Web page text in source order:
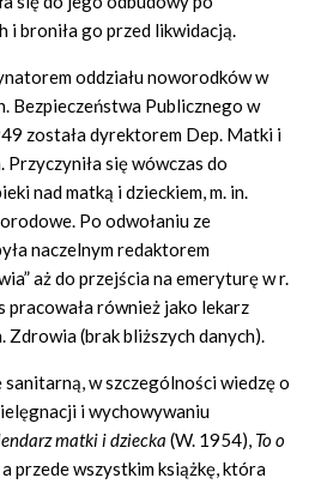
i broniła go przed likwidacją.
oddziału noworodków w
Bezpieczeństwa Publicznego w
została dyrektorem Dep. Matki i
się wówczas do
nad matką i dzieckiem, m. in.
Po odwołaniu ze
naczelnym redaktorem
aż do przejścia na emeryturę w r.
pracowała również jako lekarz
Zdrowia (brak bliższych danych).
w szczególności wiedzę o
i wychowywaniu
matki i dziecka(W. 1954), To o
przede wszystkim książkę, która